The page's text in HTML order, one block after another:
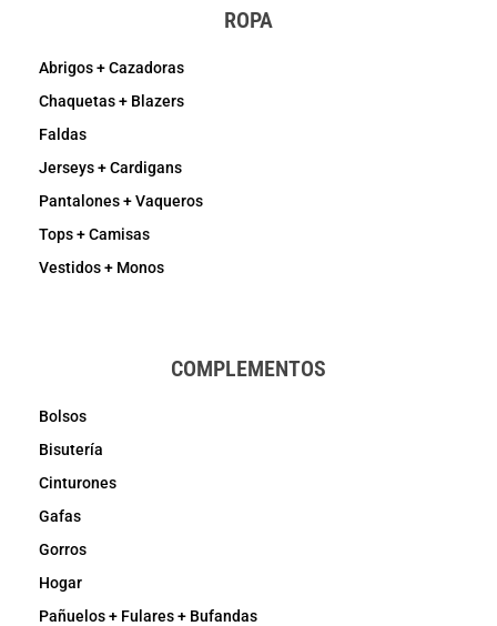
ROPA
Abrigos + Cazadoras
Chaquetas + Blazers
Faldas
Jerseys + Cardigans
Pantalones + Vaqueros
Tops + Camisas
Vestidos + Monos
COMPLEMENTOS
Bolsos
Bisutería
Cinturones
Gafas
Gorros
Hogar
Pañuelos + Fulares + Bufandas